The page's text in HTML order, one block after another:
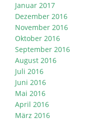
Januar 2017
Dezember 2016
November 2016
Oktober 2016
September 2016
August 2016
Juli 2016
Juni 2016
Mai 2016
April 2016
März 2016